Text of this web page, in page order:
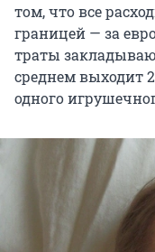
том, что все
границей — за
траты
среднем выходит
одного